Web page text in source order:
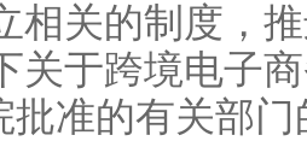
相关的制度，
关于跨境电子
批准的有关部